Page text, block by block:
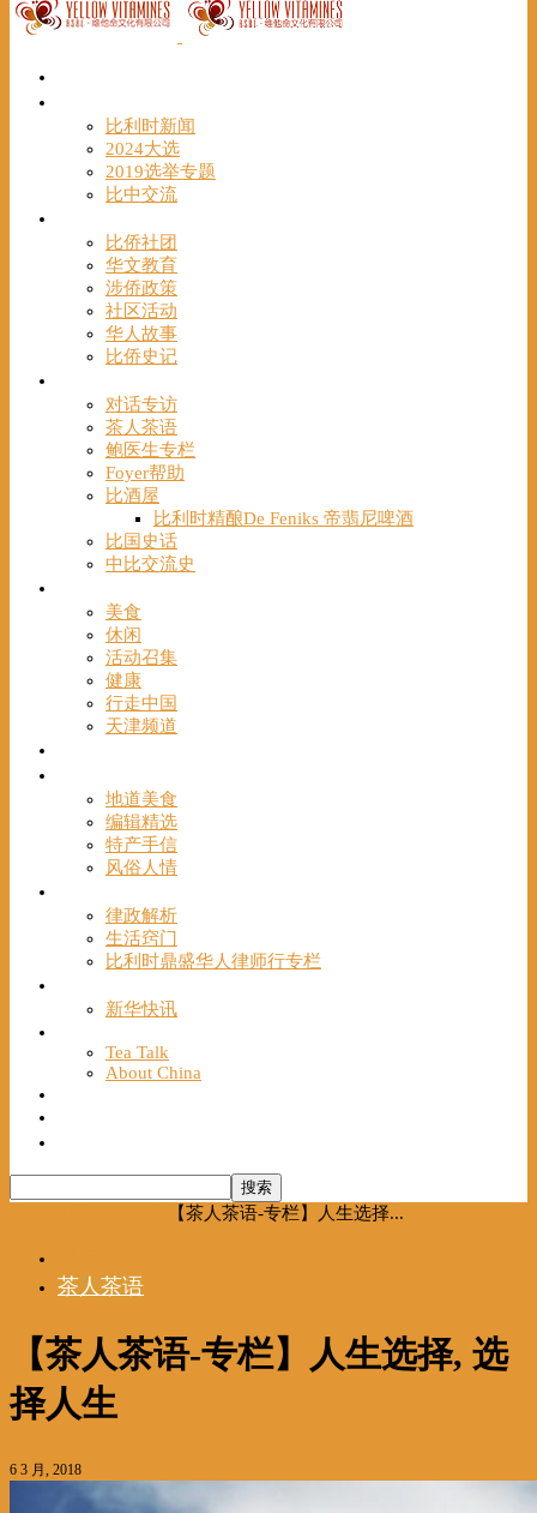
比利时新闻
2024大选
2019选举专题
比中交流
比侨社团
华文教育
涉侨政策
社区活动
华人故事
比侨史记
对话专访
茶人茶语
鲍医生专栏
Foyer帮助
比酒屋
比利时精酿De Feniks 帝翡尼啤酒
比国史话
中比交流史
美食
休闲
活动召集
健康
行走中国
天津频道
地道美食
编辑精选
特产手信
风俗人情
律政解析
生活窍门
比利时鼎盛华人律师行专栏
新华快讯
Tea Talk
About China
【茶人茶语-专栏】人生选择...
茶人茶语
【茶人茶语-专栏】人生选择, 选
择人生
6 3 月, 2018